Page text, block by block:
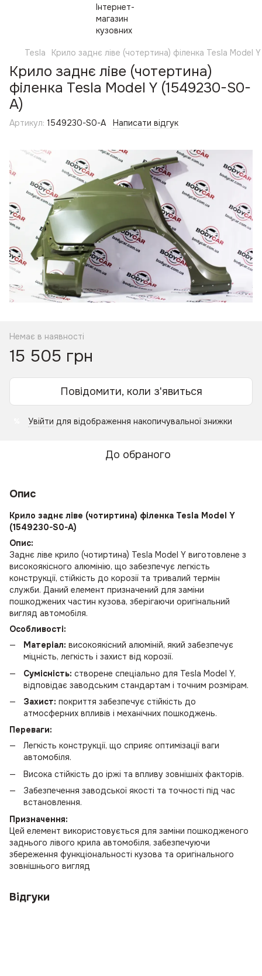
Tesla Крило заднє ліве (чотертина) філенка Tesla Model
Крило заднє ліве (чотертина)
філенка Tesla Model Y (1549230-S0-
A)
Артикул: 1549230-S0-A Написати відгук
Немає в наявності
15 505 грн
Повідомити, коли з'явиться
Увійти для відображення накопичувальної знижки
До обраного
Опис
Крило заднє ліве (чотиртина) філенка Tesla Model Y
(1549230-S0-A)
Опис:
Заднє ліве крило (чотиртина) Tesla Model Y виготовлене з
високоякісного алюмінію, що забезпечує легкість
конструкції, стійкість до корозії та тривалий термін
служби. Даний елемент призначений для заміни
пошкоджених частин кузова, зберігаючи оригінальний
вигляд автомобіля.
Особливості:
Матеріал: високоякісний алюміній, який забезпечує
міцність, легкість і захист від корозії.
Сумісність: створене спеціально для Tesla Model Y,
відповідає заводським стандартам і точним розмірам.
Захист: покриття забезпечує стійкість до
атмосферних впливів і механічних пошкоджень.
Переваги:
Легкість конструкції, що сприяє оптимізації ваги
автомобіля.
Висока стійкість до іржі та впливу зовнішніх факторів.
Забезпечення заводської якості та точності під час
встановлення.
Призначення:
Цей елемент використовується для заміни пошкодженого
заднього лівого крила автомобіля, забезпечуючи
збереження функціональності кузова та оригінального
зовнішнього вигляд
Відгуки